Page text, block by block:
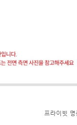
프라이빗